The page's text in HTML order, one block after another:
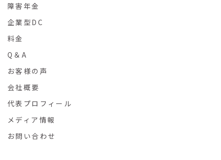
障害年金
企業型DC
料金
Q＆A
お客様の声
会社概要
代表プロフィール
メディア情報
お問い合わせ